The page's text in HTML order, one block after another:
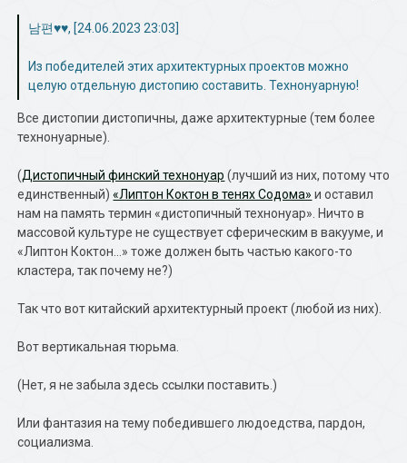
남편♥♥, [24.06.2023 23:03]
Из победителей этих архитектурных проектов можно
целую отдельную дистопию составить. Технонуарную!
Все дистопии дистопичны, даже архитектурные (тем более
технонуарные).
(Дистопичный финский технонуар (лучший из них, потому что
единственный)«Липтон Коктон в тенях Содома» и оставил
нам на память термин «дистопичный технонуар». Ничто в
массовой культуре не существует сферическим в вакууме, и
«Липтон Коктон…» тоже должен быть частью какого-то
кластера, так почему не?)
Так что вот китайский архитектурный проект (любой из них).
Вот вертикальная тюрьма.
(Нет, я не забыла здесь ссылки поставить.)
Или фантазия на тему победившего людоедства, пардон,
социализма.